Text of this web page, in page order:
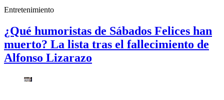
Entretenimiento
¿Qué humoristas de Sábados Felices han
muerto? La lista tras el fallecimiento de
Alfonso Lizarazo